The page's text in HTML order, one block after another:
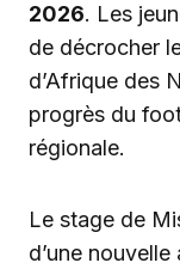
2026. Les
de décrocher
d’Afrique des
progrès du
régionale.
Le stage de
d’une